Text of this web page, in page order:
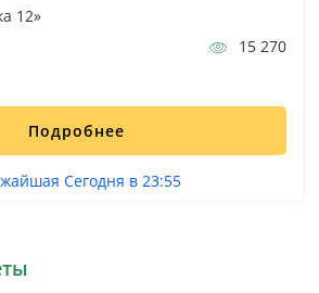
12»
15 270
Подробнее
Сегодня в 23:55